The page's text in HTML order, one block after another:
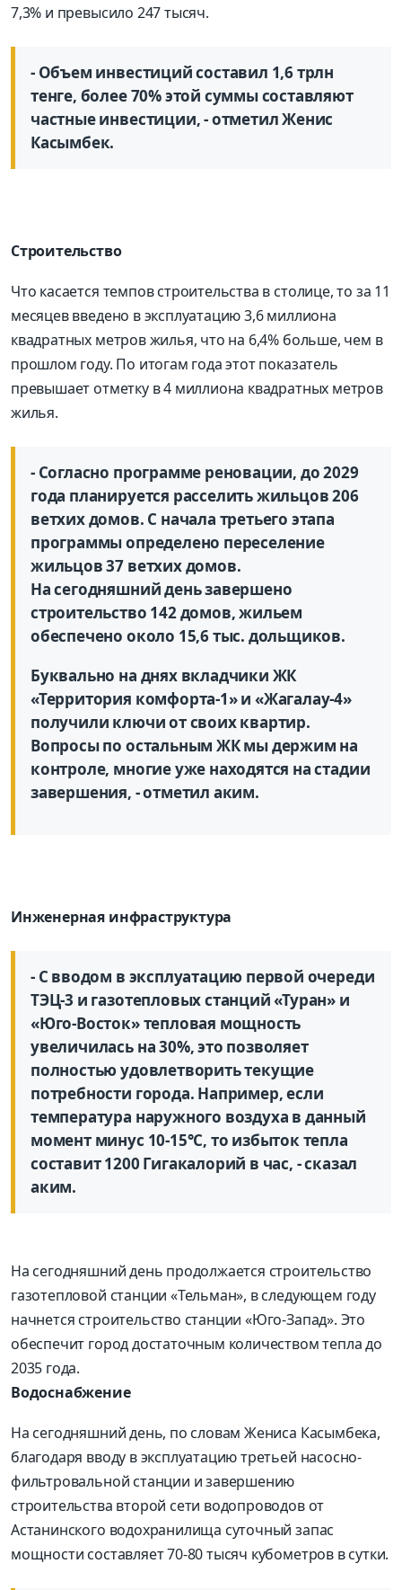
7,3% и превысило 247 тысяч.
- Объем инвестиций составил 1,6 трлн
тенге, более 70% этой суммы составляют
частные инвестиции, - отметил Женис
Касымбек.
Строительство
Что касается темпов строительства в столице, то за 11
месяцев введено в эксплуатацию 3,6 миллиона
квадратных метров жилья, что на 6,4% больше, чем в
прошлом году. По итогам года этот показатель
превышает отметку в 4 миллиона квадратных метров
жилья.
- Согласно программе реновации, до 2029
года планируется расселить жильцов 206
ветхих домов. С начала третьего этапа
программы определено переселение
жильцов 37 ветхих домов.
На сегодняшний день завершено
строительство 142 домов, жильем
обеспечено около 15,6 тыс. дольщиков.
Буквально на днях вкладчики ЖК
«Территория комфорта-1» и «Жагалау-4»
получили ключи от своих квартир.
Вопросы по остальным ЖК мы держим на
контроле, многие уже находятся на стадии
завершения, - отметил аким.
Инженерная инфраструктура
- С вводом в эксплуатацию первой очереди
ТЭЦ-3 и газотепловых станций «Туран» и
«Юго-Восток» тепловая мощность
увеличилась на 30%, это позволяет
полностью удовлетворить текущие
потребности города. Например, если
температура наружного воздуха в данный
момент минус 10-15°С, то избыток тепла
составит 1200 Гигакалорий в час, - сказал
аким.
На сегодняшний день продолжается строительство
газотепловой станции «Тельман», в следующем году
начнется строительство станции «Юго-Запад». Это
обеспечит город достаточным количеством тепла до
2035 года.
Водоснабжение
На сегодняшний день, по словам Жениса Касымбека,
благодаря вводу в эксплуатацию третьей насосно-
фильтровальной станции и завершению
строительства второй сети водопроводов от
Астанинского водохранилища суточный запас
мощности составляет 70-80 тысяч кубометров в сутки.